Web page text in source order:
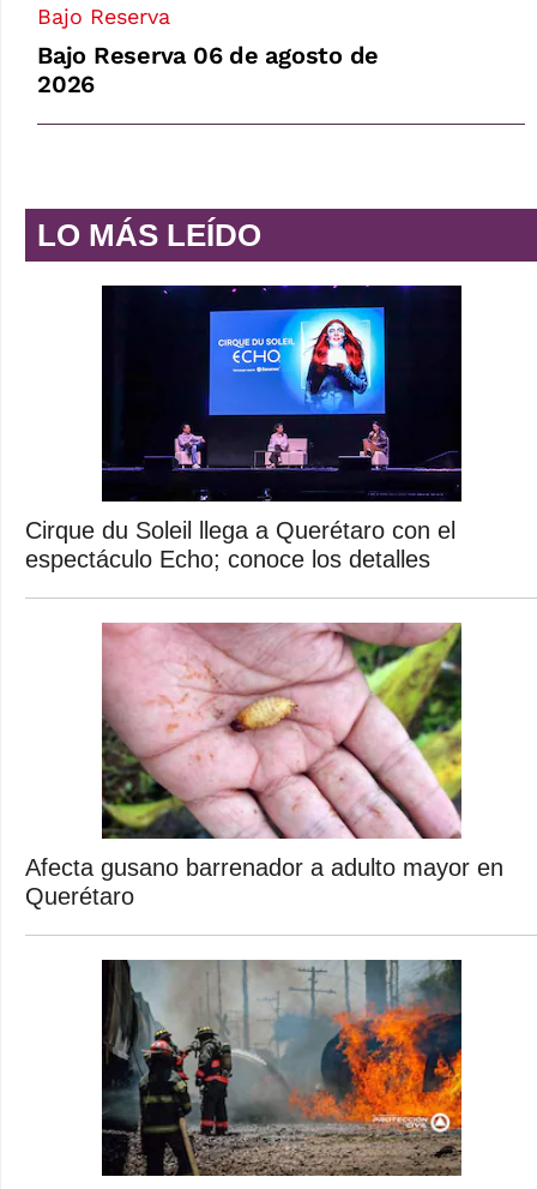
Bajo Reserva
Bajo Reserva 06 de agosto de
2026
LO MÁS LEÍDO
Cirque du Soleil llega a Querétaro con el
espectáculo Echo; conoce los detalles
Afecta gusano barrenador a adulto mayor en
Querétaro